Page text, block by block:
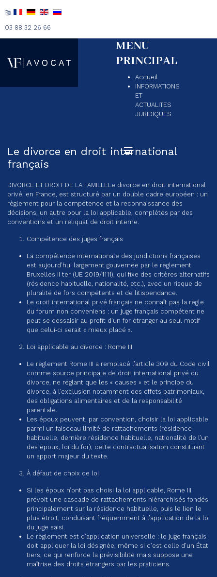
03 88 32 26 66
MENU
PRINCIPAL
Accueil
INFORMATIONS
ET
ACTUALITES
JURIDIQUES
Le divorce en droit international
français
DIVORCE ET DROIT DE LA FAMILLELe divorce en droit international
privé, en France, est structuré par un double cadre européen : un
règlement pour la compétence et la reconnaissance des
décisions, un autre pour la loi applicable, complétés par des
conventions et un reliquat de droit interne.
Compétence des juges français
La compétence internationale des juridictions françaises
est aujourd’hui largement gouvernée par le règlement
Bruxelles II ter (UE 2019/1111), qui fixe des critères alternatifs
(résidence habituelle, nationalité, etc.), avec un risque de
pluralité de fors compétents et de litispendance.
Le droit international privé français ne connaît pas la règle
du forum non conveniens : un juge français compétent ne
peut se dessaisir au profit d’un for étranger au seul motif
que celui‑ci serait « mieux placé ».
Loi applicable au divorce : Rome III
Le règlement Rome III a remplacé l’article 309 du Code civil
comme source principale de droit international privé du
divorce, ne réglant que les « causes » et le principe du
divorce, à l’exclusion notamment des effets patrimoniaux,
des obligations alimentaires et de la responsabilité
parentale.
Les époux peuvent, par convention, choisir la loi applicable
parmi un faisceau limité de rattachements (résidence
habituelle, dernière résidence habituelle, nationalité de l’un
des époux, loi du for), cette contractualisation constituant
un apport majeur du texte.
À défaut de choix de loi
Si les époux n’ont pas choisi la loi applicable, Rome III
prévoit une cascade de rattachements hiérarchisés fondés
principalement sur la résidence habituelle, puis le lien le
plus étroit, conduisant fréquemment à l’application de la loi
du juge saisi.
Le règlement est d’application universelle : le juge français
doit appliquer la loi désignée, même si c’est celle d’un État
tiers, ce qui renforce la prévisibilité mais suppose une
maîtrise des droits étrangers par les praticiens.